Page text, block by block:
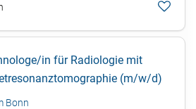
in für Radiologie mit
(m/w/d)
Bonn